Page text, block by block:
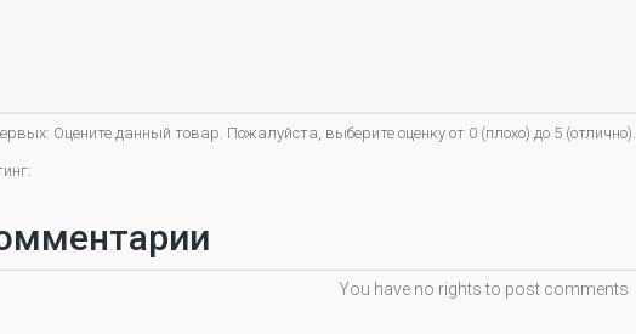
Оцените данный товар. Пожалуйста, выберите оценку от 0 (плохо) до 5 (отлично).
You have no rights to post comments